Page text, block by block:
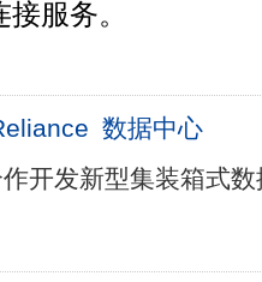
服务。
数据中心
开发新型集装箱式数